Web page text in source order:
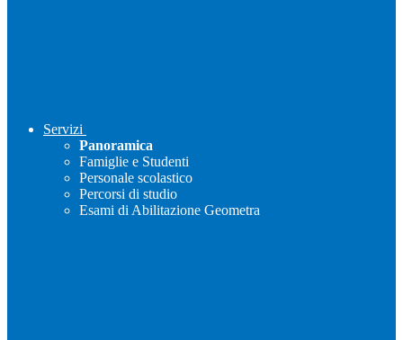
Servizi
Panoramica
Famiglie e Studenti
Personale scolastico
Percorsi di studio
Esami di Abilitazione Geometra